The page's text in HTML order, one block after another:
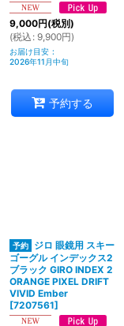
9,000円(税別)
(税込 : 9,900円)
お届け目安 :
2026年11月中旬
予約する
ジロ 眼鏡用 スキー
ゴーグル インデックス2
ブラック GIRO INDEX 2
ORANGE PIXEL DRIFT
VIVID Ember
[7207561]